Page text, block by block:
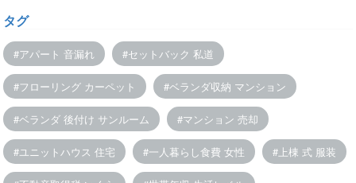
タグ
アパート 音漏れ セットバック 私道
フローリング カーペット ベランダ収納 マンション
ベランダ 後付け サンルーム マンション 売却
ユニットハウス 住宅 一人暮らし食費 女性 上棟 式 服装